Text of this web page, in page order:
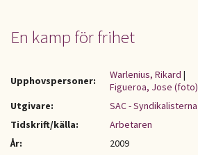
En kamp för frihet
Upphovspersoner: Warlenius, Rikard |
Figueroa, Jose (foto)
Utgivare:
SAC - Syndikalisterna
Tidskrift/källa:
Arbetaren
År:
2009